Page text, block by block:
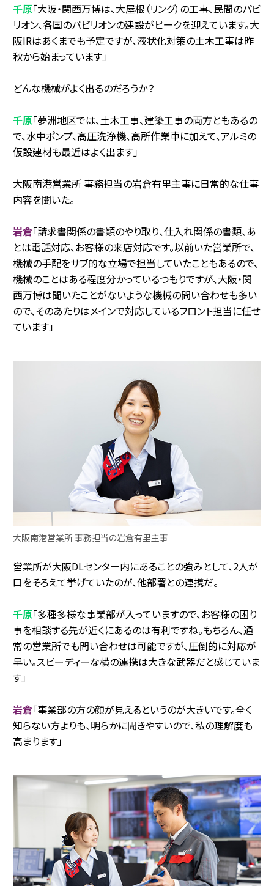
千原「大阪・関西万博は、大屋根（リング）の工事、民間のパビ
リオン、各国のパビリオンの建設がピークを迎えています。大
阪IRはあくまでも予定ですが、液状化対策の土木工事は昨
秋から始まっています」
どんな機械がよく出るのだろうか？
千原「夢洲地区では、土木工事、建築工事の両方ともあるの
で、水中ポンプ、高圧洗浄機、高所作業車に加えて、アルミの
仮設建材も最近はよく出ます」
大阪南港営業所 事務担当の岩倉有里主事に日常的な仕事
内容を聞いた。
岩倉「請求書関係の書類のやり取り、仕入れ関係の書類、あ
とは電話対応、お客様の来店対応です。以前いた営業所で、
機械の手配をサブ的な立場で担当していたこともあるので、
機械のことはある程度分かっているつもりですが、大阪・関
西万博は聞いたことがないような機械の問い合わせも多い
ので、そのあたりはメインで対応しているフロント担当に任せ
ています」
大阪南港営業所 事務担当の岩倉有里主事
営業所が大阪DLセンター内にあることの強みとして、2人が
口をそろえて挙げていたのが、他部署との連携だ。
千原「多種多様な事業部が入っていますので、お客様の困り
事を相談する先が近くにあるのは有利ですね。もちろん、通
常の営業所でも問い合わせは可能ですが、圧倒的に対応が
早い。スピーディーな横の連携は大きな武器だと感じていま
す」
岩倉「事業部の方の顔が見えるというのが大きいです。全く
知らない方よりも、明らかに聞きやすいので、私の理解度も
高まります」